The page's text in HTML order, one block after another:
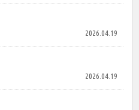
2026.04.19
2026.04.19